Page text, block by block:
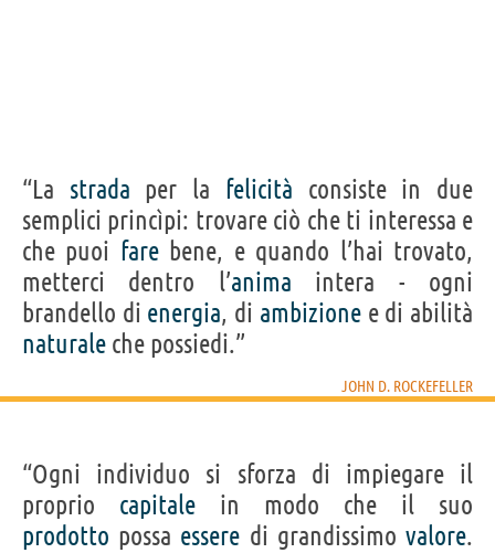
“La strada per la felicità consiste in due
semplici princìpi: trovare ciò che ti interessa e
che puoi farebene, e quando l’hai trovato,
metterci dentro l’anima intera - ogni
brandello di energia, di ambizionee di abilità
naturale che possiedi.”
JOHN D. ROCKEFELLER
“Ogni individuo si sforza di impiegare il
proprio capitale in modo che il suo
prodotto possa essere di grandissimovalore.